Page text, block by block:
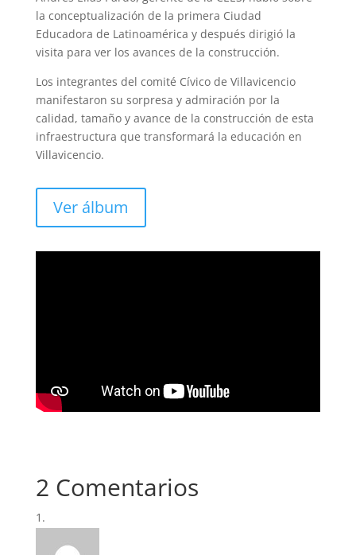
la conceptualización de la primera Ciudad
Educadora de Latinoamérica y después dirigió la
visita para ver los avances de la construcción.
Los integrantes del comité Cívico de Villavicencio
manifestaron su sorpresa y admiración por la
calidad, tamaño y avance de la construcción de esta
infraestructura que transformará la educación en
Villavicencio.
Ver álbum
2 Comentarios